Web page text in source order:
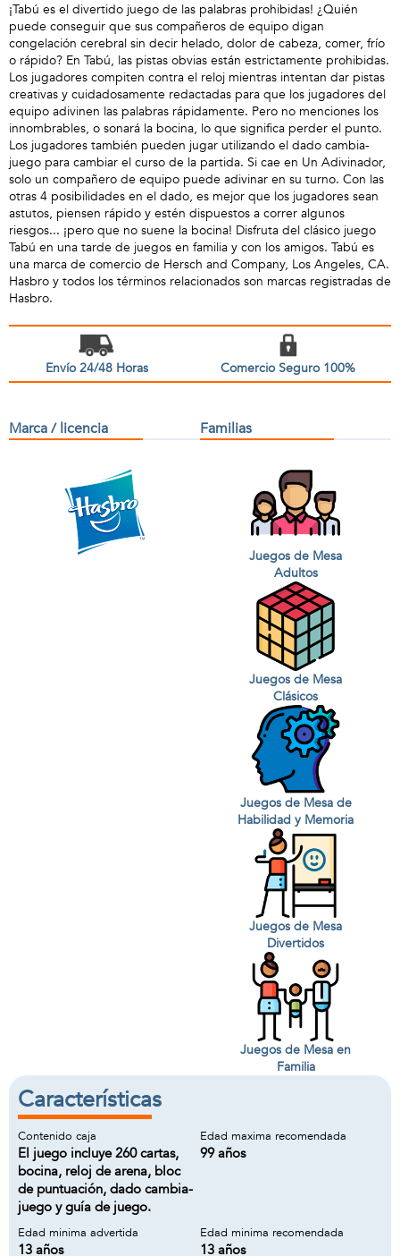
¡Tabú es el divertido juego de las palabras prohibidas! ¿Quién
puede conseguir que sus compañeros de equipo digan
congelación cerebral sin decir helado, dolor de cabeza, comer, frío
o rápido? En Tabú, las pistas obvias están estrictamente prohibidas.
Los jugadores compiten contra el reloj mientras intentan dar pistas
creativas y cuidadosamente redactadas para que los jugadores del
equipo adivinen las palabras rápidamente. Pero no menciones los
innombrables, o sonará la bocina, lo que significa perder el punto.
Los jugadores también pueden jugar utilizando el dado cambia-
juego para cambiar el curso de la partida. Si cae en Un Adivinador,
solo un compañero de equipo puede adivinar en su turno. Con las
otras 4 posibilidades en el dado, es mejor que los jugadores sean
astutos, piensen rápido y estén dispuestos a correr algunos
riesgos... ¡pero que no suene la bocina! Disfruta del clásico juego
Tabú en una tarde de juegos en familia y con los amigos. Tabú es
una marca de comercio de Hersch and Company, Los Angeles, CA.
Hasbro y todos los términos relacionados son marcas registradas de
Hasbro.
Envío 24/48 Horas Comercio Seguro 100%
Marca / licencia Familias
Juegos de Mesa
Adultos
Juegos de Mesa
Clásicos
Juegos de Mesa de
Habilidad y Memoria
Juegos de Mesa
Divertidos
Juegos de Mesa en
Familia
Características
Contenido caja
El juego incluye 260 cartas,
bocina, reloj de arena, bloc
de puntuación, dado cambia-
juego y guía de juego.
Edad maxima recomendada
99 años
Edad minima advertida
13 años
Edad minima recomendada
13 años